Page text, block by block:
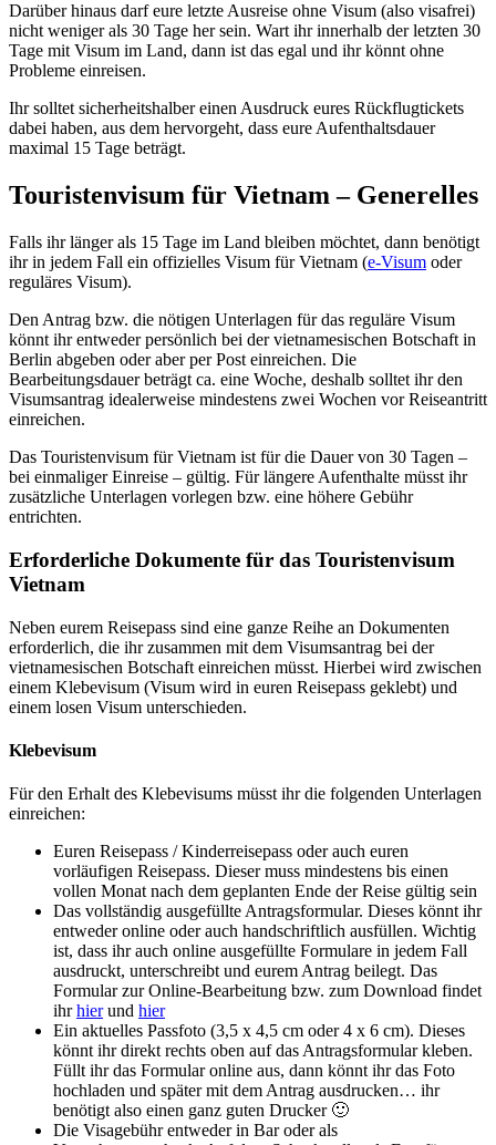
Darüber hinaus darf eure letzte Ausreise ohne Visum (also visafrei)
nicht weniger als 30 Tage her sein. Wart ihr innerhalb der letzten 30
Tage mit Visum im Land, dann ist das egal und ihr könnt ohne
Probleme einreisen.
Ihr solltet sicherheitshalber einen Ausdruck eures Rückflugtickets
dabei haben, aus dem hervorgeht, dass eure Aufenthaltsdauer
maximal 15 Tage beträgt.
Touristenvisum für Vietnam – Generelles
Falls ihr länger als 15 Tage im Land bleiben möchtet, dann benötigt
ihr in jedem Fall ein offizielles Visum für Vietnam (e-Visum oder
reguläres Visum).
Den Antrag bzw. die nötigen Unterlagen für das reguläre Visum
könnt ihr entweder persönlich bei der vietnamesischen Botschaft in
Berlin abgeben oder aber per Post einreichen. Die
Bearbeitungsdauer beträgt ca. eine Woche, deshalb solltet ihr den
Visumsantrag idealerweise mindestens zwei Wochen vor Reiseantritt
einreichen.
Das Touristenvisum für Vietnam ist für die Dauer von 30 Tagen –
bei einmaliger Einreise – gültig. Für längere Aufenthalte müsst ihr
zusätzliche Unterlagen vorlegen bzw. eine höhere Gebühr
entrichten.
Erforderliche Dokumente für das Touristenvisum
Vietnam
Neben eurem Reisepass sind eine ganze Reihe an Dokumenten
erforderlich, die ihr zusammen mit dem Visumsantrag bei der
vietnamesischen Botschaft einreichen müsst. Hierbei wird zwischen
einem Klebevisum (Visum wird in euren Reisepass geklebt) und
einem losen Visum unterschieden.
Klebevisum
Für den Erhalt des Klebevisums müsst ihr die folgenden Unterlagen
einreichen:
Euren Reisepass / Kinderreisepass oder auch euren
vorläufigen Reisepass. Dieser muss mindestens bis einen
vollen Monat nach dem geplanten Ende der Reise gültig sein
Das vollständig ausgefüllte Antragsformular. Dieses könnt ihr
entweder online oder auch handschriftlich ausfüllen. Wichtig
ist, dass ihr auch online ausgefüllte Formulare in jedem Fall
ausdruckt, unterschreibt und eurem Antrag beilegt. Das
Formular zur Online-Bearbeitung bzw. zum Download findet
ihrhierund hier
Ein aktuelles Passfoto (3,5 x 4,5 cm oder 4 x 6 cm). Dieses
könnt ihr direkt rechts oben auf das Antragsformular kleben.
Füllt ihr das Formular online aus, dann könnt ihr das Foto
hochladen und später mit dem Antrag ausdrucken… ihr
benötigt also einen ganz guten Drucker 🙂
Die Visagebühr entweder in Bar oder als